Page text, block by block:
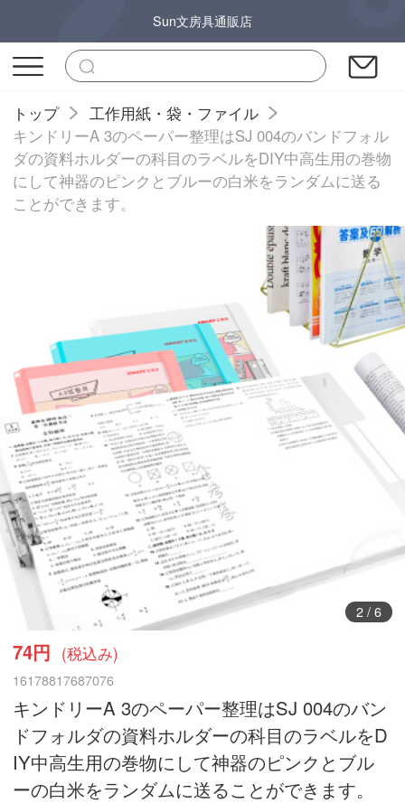
Sun文房具通販店
トップ
工作用紙・袋・ファイル
キンドリーA 3のペーパー整理はSJ 004のバンドフォル
ダの資料ホルダーの科目のラベルをDIY中高生用の巻物
にして神器のピンクとブルーの白米をランダムに送る
ことができます。
3/ 6
74円 (税込み)
16178817687076
キンドリーA 3のペーパー整理はSJ 004のバン
ドフォルダの資料ホルダーの科目のラベルをD
IY中高生用の巻物にして神器のピンクとブル
ーの白米をランダムに送ることができます。